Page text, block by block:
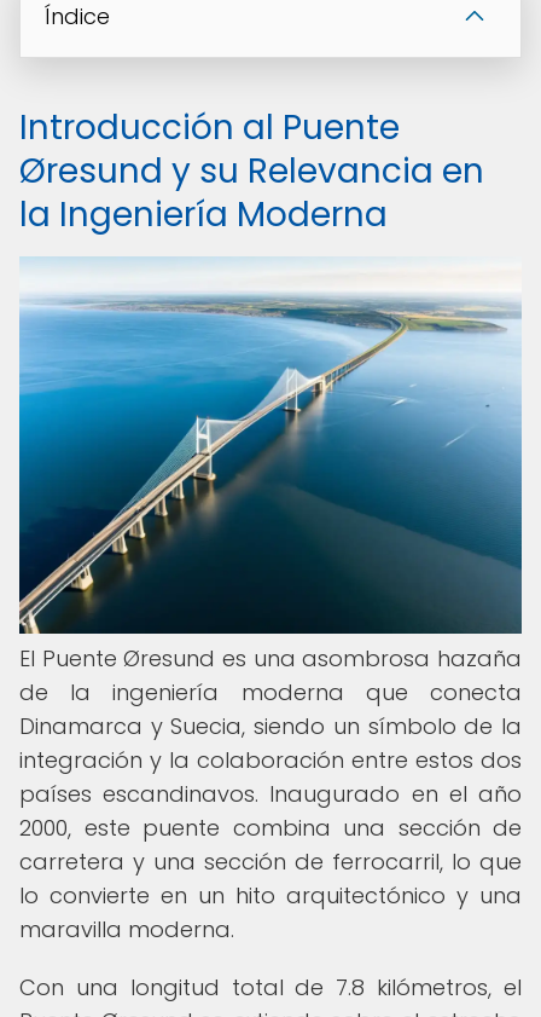
Índice
Introducción al Puente
Øresund y su Relevancia en
la Ingeniería Moderna
El Puente Øresund es una asombrosa hazaña
de la ingeniería moderna que conecta
Dinamarca y Suecia, siendo un símbolo de la
integración y la colaboración entre estos dos
países escandinavos. Inaugurado en el año
2000, este puente combina una sección de
carretera y una sección de ferrocarril, lo que
lo convierte en un hito arquitectónico y una
maravilla moderna.
Con una longitud total de 7.8 kilómetros, el